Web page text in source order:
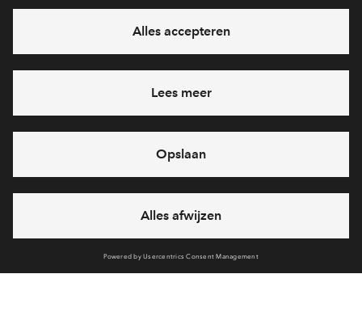
Ja, ik wil mij aanmelden
Heb je een vraag en wil je direct antwoord? Bel ons op
712 26 37
feestdagen)
vandaag gesloten, vrijdag zijn we vanaf
09:00 uur weer
bereikbaar